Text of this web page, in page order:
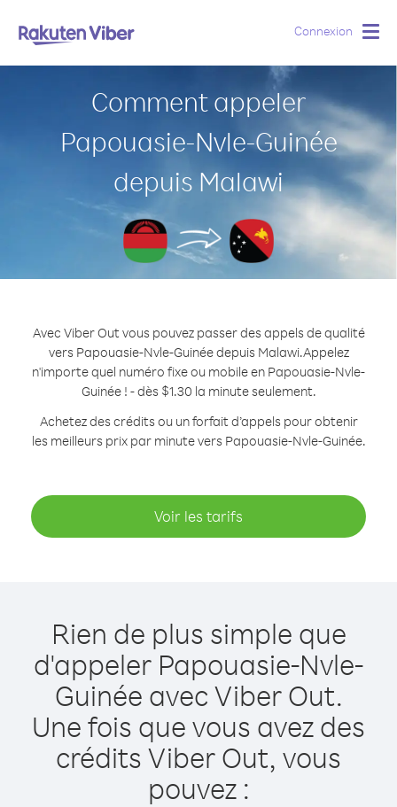
Connexion
Comment appeler
Papouasie-Nvle-Guinée
depuis Malawi
Avec Viber Out vous pouvez passer des appels de qualité
vers Papouasie-Nvle-Guinée depuis Malawi.Appelez
n'importe quel numéro fixe ou mobile en Papouasie-Nvle-
Guinée ! - dès $1.30 la minute seulement.
Achetez des crédits ou un forfait d’appels pour obtenir
les meilleurs prix par minute vers Papouasie-Nvle-Guinée.
Voir les tarifs
Rien de plus simple que
d'appeler Papouasie-Nvle-
Guinée avec Viber Out.
Une fois que vous avez des
crédits Viber Out, vous
pouvez :